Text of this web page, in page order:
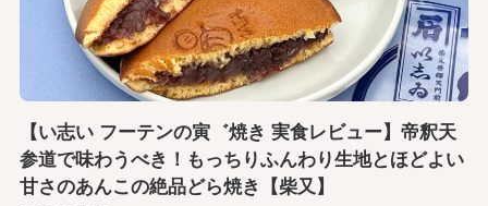
【い志い フーテンの寅゛焼き 実食レビュー】帝釈天
参道で味わうべき！もっちりふんわり生地とほどよい
甘さのあんこの絶品どら焼き【柴又】